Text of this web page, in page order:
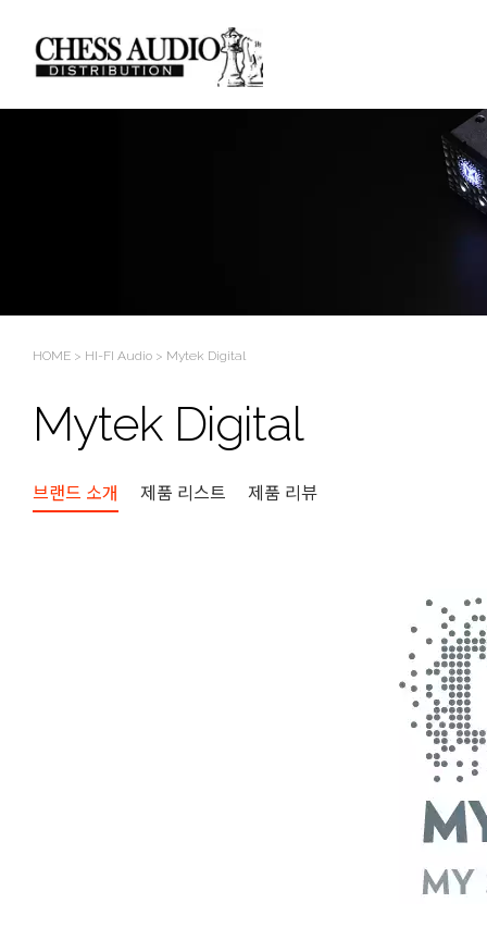
HOME > HI-FI Audio > Mytek Digital
Mytek Digital
브랜드 소개 제품 리스트 제품 리뷰